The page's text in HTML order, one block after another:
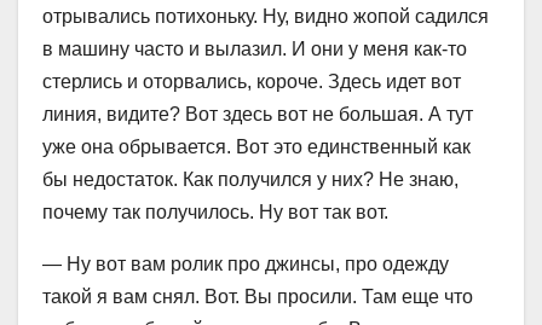
отрывались потихоньку. Ну, видно жопой садился
в машину часто и вылазил. И они у меня как-то
стерлись и оторвались, короче. Здесь идет вот
линия, видите? Вот здесь вот не большая. А тут
уже она обрывается. Вот это единственный как
бы недостаток. Как получился у них? Не знаю,
почему так получилось. Ну вот так вот.
— Ну вот вам ролик про джинсы, про одежду
такой я вам снял. Вот. Вы просили. Там еще что